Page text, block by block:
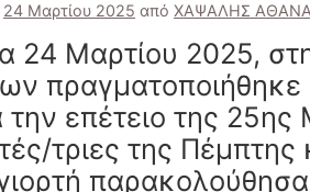
24 Μαρτίου 2025 από ΧΑΨΑΛΗΣ
24 Μαρτίου 2025,
πραγματοποιήθηκε
την επέτειο της
τριες της Πέμπτης